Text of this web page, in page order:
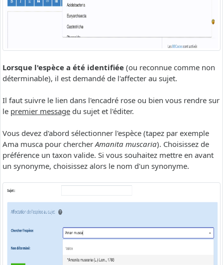
Lorsque l'espèce a été identifiée (ou reconnue comme non
déterminable), il est demandé de l'affecter au sujet.
Il faut suivre le lien dans l'encadré rose ou bien vous rendre sur
le premier message du sujet et l'éditer.
Vous devez d'abord sélectionner l'espèce (tapez par exemple
Ama musca pour chercherAmanita muscaria). Choisissez de
préférence un taxon valide. Si vous souhaitez mettre en avant
un synonyme, choisissez alors le nom d'un synonyme.